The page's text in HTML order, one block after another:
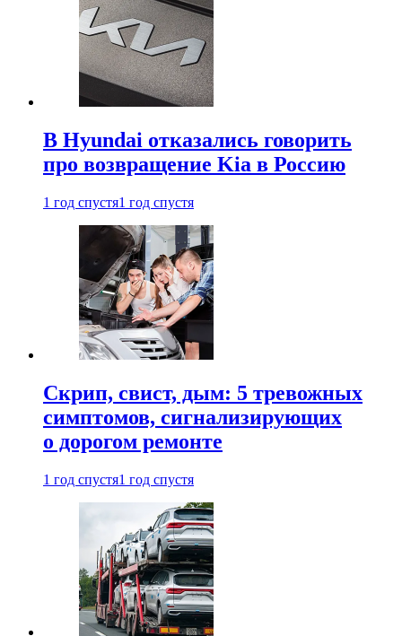
В Hyundai отказались говорить
про возвращение Kia в Россию
1 год спустя1 год спустя
Скрип, свист, дым: 5 тревожных
симптомов, сигнализирующих
о дорогом ремонте
1 год спустя1 год спустя